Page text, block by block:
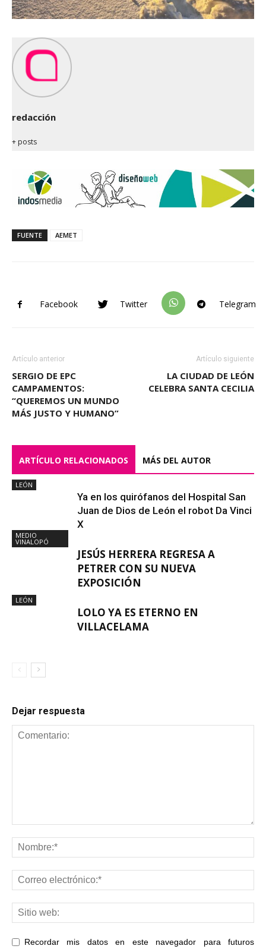
redacción
+ posts
FUENTE AEMET
Facebook Twitter Telegram
Artículo anterior
SERGIO DE EPC
CAMPAMENTOS:
“QUEREMOS UN MUNDO
MÁS JUSTO Y HUMANO”
Artículo siguiente
LA CIUDAD DE LEÓN
CELEBRA SANTA CECILIA
ARTÍCULO RELACIONADOS MÁS DEL AUTOR
LEÓN
Ya en los quirófanos del Hospital San
Juan de Dios de León el robot Da Vinci
X
MEDIO
VINALOPÓ
JESÚS HERRERA REGRESA A
PETRER CON SU NUEVA
EXPOSICIÓN
LEÓN
LOLO YA ES ETERNO EN
VILLACELAMA
Dejar respuesta
Recordar mis datos en este navegador para futuros